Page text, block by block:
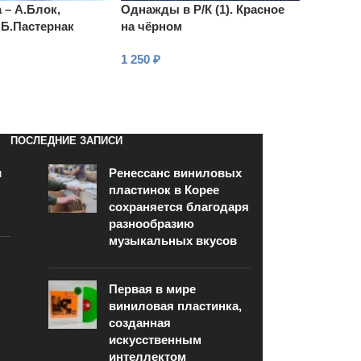
– А.Блок,
Однажды в Р/К (1). Красное
на чёрном
1 250 ₽
ПОСЛЕДНИЕ ЗАПИСИ
Ренессанс виниловых
пластинок в Корее
сохраняется благодаря
разнообразию
музыкальных вкусов
Первая в мире
виниловая пластинка,
созданная
искусственным
интеллектом